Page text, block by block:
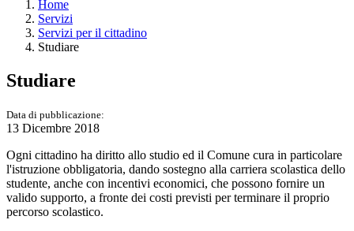
Home
Servizi
Servizi per il cittadino
Studiare
Studiare
Data di pubblicazione:
13 Dicembre 2018
Ogni cittadino ha diritto allo studio ed il Comune cura in particolare
l'istruzione obbligatoria, dando sostegno alla carriera scolastica dello
studente, anche con incentivi economici, che possono fornire un
valido supporto, a fronte dei costi previsti per terminare il proprio
percorso scolastico.